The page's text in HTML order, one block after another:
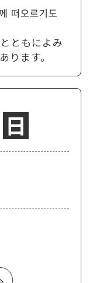
떠오르기도
ともによみ
ります。
日